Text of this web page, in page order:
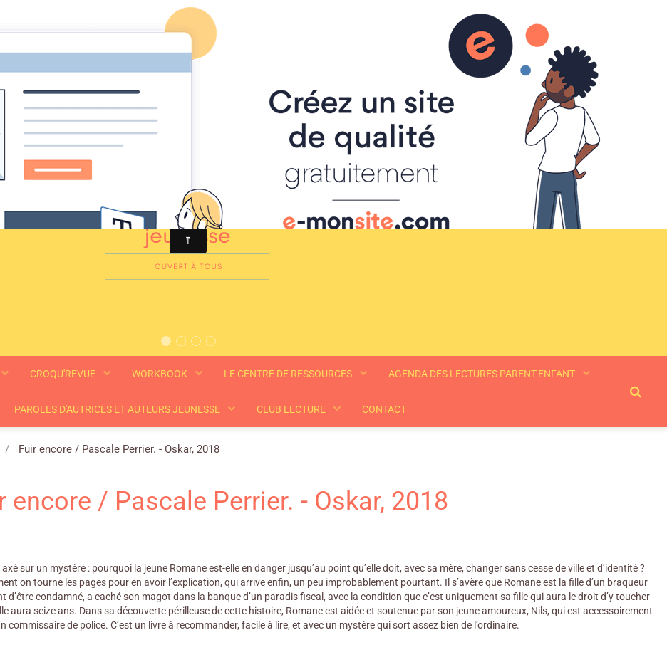
CROQU'REVUE WORKBOOK LE CENTRE DE RESSOURCES AGENDA DES LECTURES PARENT-ENFANT
PAROLES D'AUTRICES ET AUTEURS JEUNESSE CLUB LECTURE CONTACT
Fuir encore / Pascale Perrier. - Oskar, 2018
encore / Pascale Perrier. - Oskar, 2018
sur un mystère : pourquoi la jeune Romane est-elle en danger jusqu’au point qu’elle doit, avec sa mère, changer sans cesse de ville et d’identité ?
on tourne les pages pour en avoir l’explication, qui arrive enfin, un peu improbablement pourtant. Il s’avère que Romane est la fille d’un braqueur
d’être condamné, a caché son magot dans la banque d’un paradis fiscal, avec la condition que c’est uniquement sa fille qui aura le droit d’y toucher
aura seize ans. Dans sa découverte périlleuse de cette histoire, Romane est aidée et soutenue par son jeune amoureux, Nils, qui est accessoirement
commissaire de police. C’est un livre à recommander, facile à lire, et avec un mystère qui sort assez bien de l’ordinaire.